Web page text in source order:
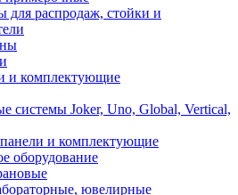
для распродаж, стойки и
и комплектующие
системы Joker, Uno, Global, Vertical,
и комплектующие
оборудование
ювелирные